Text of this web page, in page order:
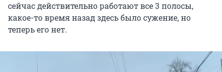
сейчас действительно работают все 3 полосы,
какое-то время назад здесь было сужение, но
теперь его нет.